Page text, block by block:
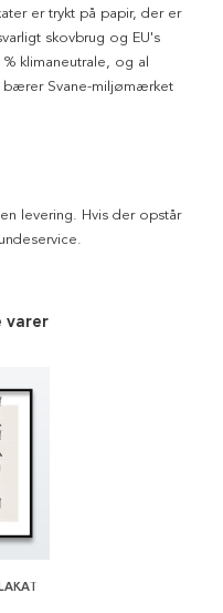
er trykt på papir, der er
skovbrug og EU's
klimaneutrale, og al
bærer Svane-miljømærket
levering. Hvis der opstår
varer